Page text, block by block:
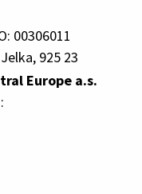
00306011
925 23
Europe a.s.